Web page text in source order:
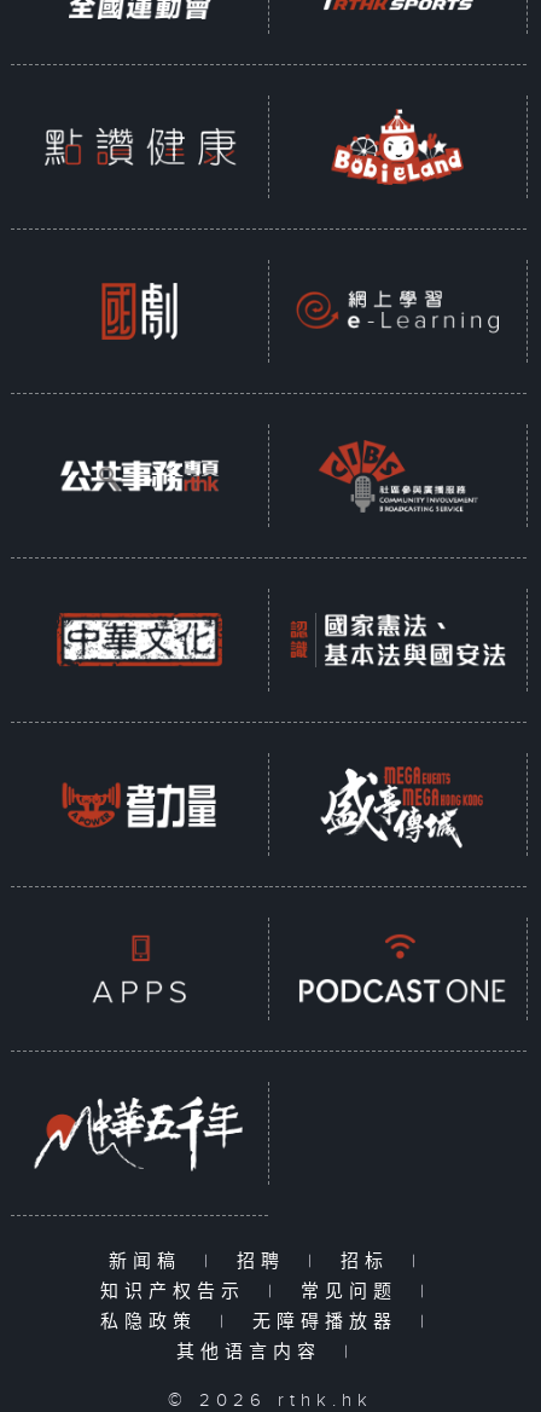
新闻稿 | 招聘 | 招标
|
知识产权告示
| 常见问题
|
私隐政策
| 无障碍播放器
|
其他语言内容
|
© 2026 rthk.hk